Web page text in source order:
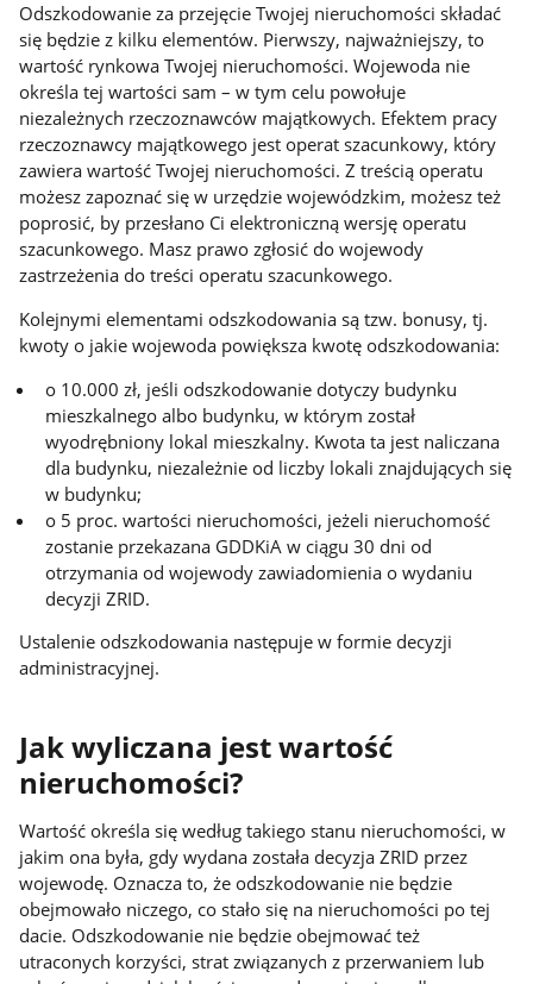
Odszkodowanie za przejęcie Twojej nieruchomości składać
się będzie z kilku elementów. Pierwszy, najważniejszy, to
wartość rynkowa Twojej nieruchomości. Wojewoda nie
określa tej wartości sam – w tym celu powołuje
niezależnych rzeczoznawców majątkowych. Efektem pracy
rzeczoznawcy majątkowego jest operat szacunkowy, który
zawiera wartość Twojej nieruchomości. Z treścią operatu
możesz zapoznać się w urzędzie wojewódzkim, możesz też
poprosić, by przesłano Ci elektroniczną wersję operatu
szacunkowego. Masz prawo zgłosić do wojewody
zastrzeżenia do treści operatu szacunkowego.
Kolejnymi elementami odszkodowania są tzw. bonusy, tj.
kwoty o jakie wojewoda powiększa kwotę odszkodowania:
o 10.000 zł, jeśli odszkodowanie dotyczy budynku
mieszkalnego albo budynku, w którym został
wyodrębniony lokal mieszkalny. Kwota ta jest naliczana
dla budynku, niezależnie od liczby lokali znajdujących się
w budynku;
o 5 proc. wartości nieruchomości, jeżeli nieruchomość
zostanie przekazana GDDKiA w ciągu 30 dni od
otrzymania od wojewody zawiadomienia o wydaniu
decyzji ZRID.
Ustalenie odszkodowania następuje w formie decyzji
administracyjnej.
Jak wyliczana jest wartość
nieruchomości?
Wartość określa się według takiego stanu nieruchomości, w
jakim ona była, gdy wydana została decyzja ZRID przez
wojewodę. Oznacza to, że odszkodowanie nie będzie
obejmowało niczego, co stało się na nieruchomości po tej
dacie. Odszkodowanie nie będzie obejmować też
utraconych korzyści, strat związanych z przerwaniem lub